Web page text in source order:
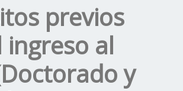
previos
ingreso al
y